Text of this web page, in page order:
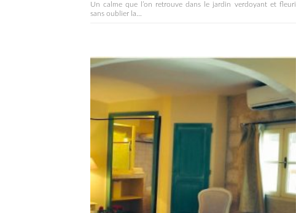
Un calme que l’on retrouve dans le jardin verdoyant et fleuri
sans oublier la...